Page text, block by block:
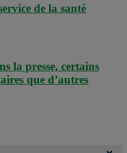
de la santé
la presse, certains
que d’autres